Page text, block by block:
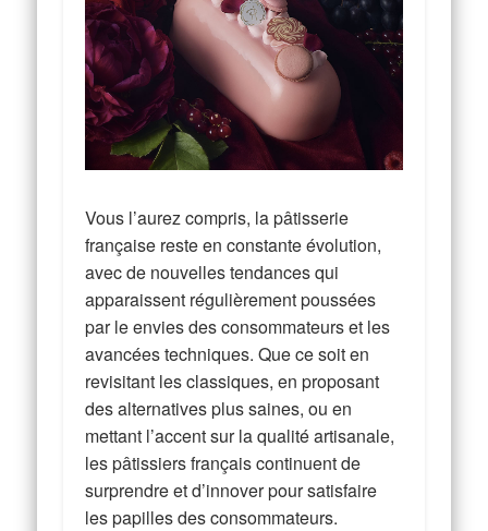
Vous l’aurez compris, la pâtisserie
française reste en constante évolution,
avec de nouvelles tendances qui
apparaissent régulièrement poussées
par le envies des consommateurs et les
avancées techniques. Que ce soit en
revisitant les classiques, en proposant
des alternatives plus saines, ou en
mettant l’accent sur la qualité artisanale,
les pâtissiers français continuent de
surprendre et d’innover pour satisfaire
les papilles des consommateurs.